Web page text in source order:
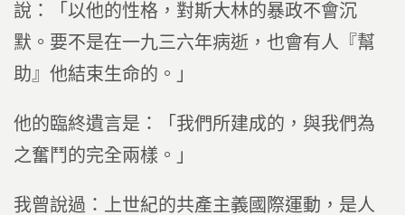
說：「以他的性格，對斯大林的暴政不會沉
默。要不是在一九三六年病逝，也會有人『幫
助』他結束生命的。」
他的臨終遺言是：「我們所建成的，與我們為
之奮鬥的完全兩樣。」
我曾說過：上世紀的共產主義國際運動，是人